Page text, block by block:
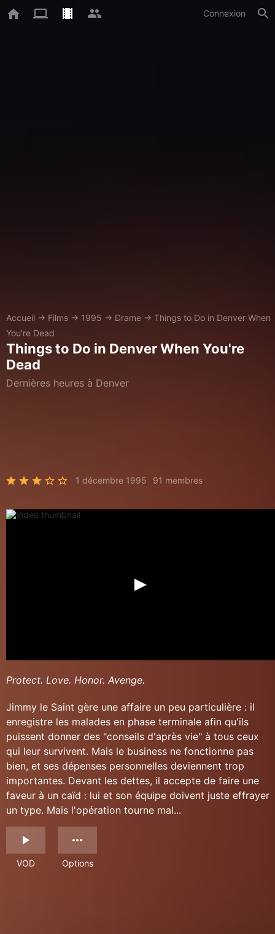
Connexion
Accueil → Films → 1995 → Drame → Things to Do in Denver When
You're Dead
Things to Do in Denver When You're
Dead
Dernières heures à Denver
1 décembre 1995 91 membres
Protect. Love. Honor. Avenge.
Jimmy le Saint gère une affaire un peu particulière : il
enregistre les malades en phase terminale afin qu'ils
puissent donner des "conseils d'après vie" à tous ceux
qui leur survivent. Mais le business ne fonctionne pas
bien, et ses dépenses personnelles deviennent trop
importantes. Devant les dettes, il accepte de faire une
faveur à un caïd : lui et son équipe doivent juste effrayer
un type. Mais l'opération tourne mal...
VOD Options